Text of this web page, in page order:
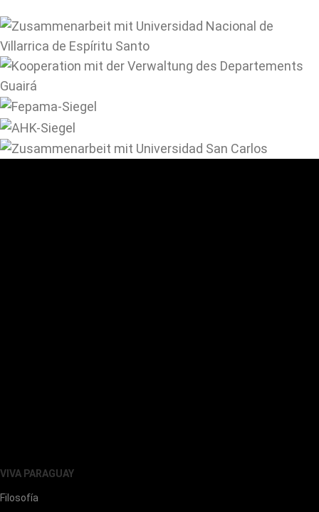
VIVA PARAGUAY
Filosofía